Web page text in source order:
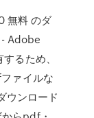
無料 のダ
Adobe
るため、
ァイルな
ウンロード